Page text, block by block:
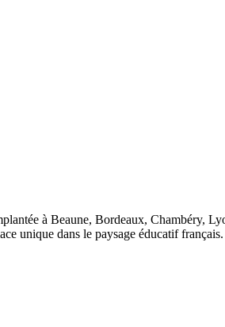
à Beaune, Bordeaux, Chambéry,
unique dans le paysage éducatif français.